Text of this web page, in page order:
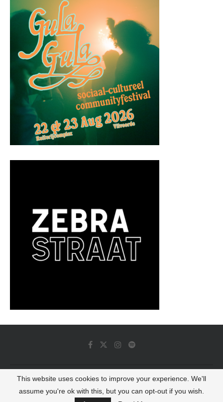
© 2022 - Luminous Dash All Rights Reserved
This website uses cookies to improve your experience. We'll
assume you're ok with this, but you can opt-out if you wish.